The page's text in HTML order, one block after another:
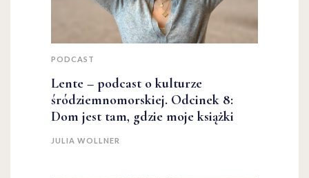
PODCAST
Lente – podcast o kulturze
śródziemnomorskiej. Odcinek 8:
Dom jest tam, gdzie moje książki
JULIA WOLLNER